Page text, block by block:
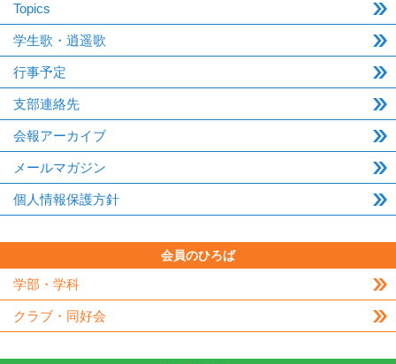
Topics
学生歌・逍遥歌
行事予定
支部連絡先
会報アーカイブ
メールマガジン
個人情報保護方針
会員のひろば
学部・学科
クラブ・同好会